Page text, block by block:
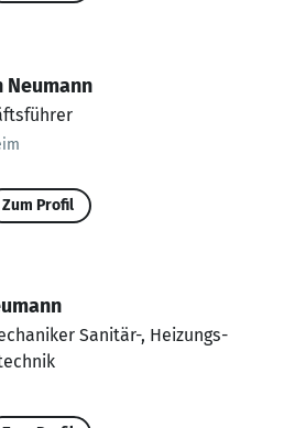
Neumann
Zum Profil
Sanitär-, Heizungs-